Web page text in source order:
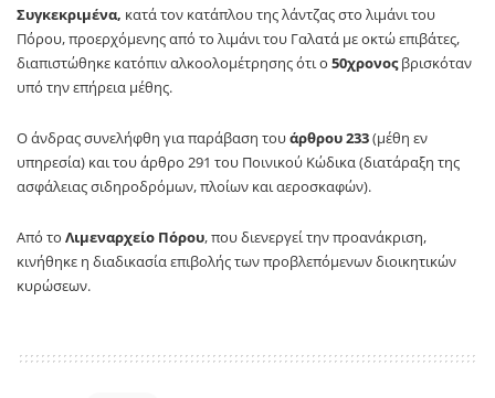
Συγκεκριμένα, κατά τον κατάπλου της λάντζας στο λιμάνι του
Πόρου, προερχόμενης από το λιμάνι του Γαλατά με οκτώ επιβάτες,
διαπιστώθηκε κατόπιν αλκοολομέτρησης ότι ο 50χρονοςβρισκόταν
υπό την επήρεια μέθης.
Ο άνδρας συνελήφθη για παράβαση τουάρθρου 233(μέθη εν
υπηρεσία) και του άρθρο 291 του Ποινικού Κώδικα (διατάραξη της
ασφάλειας σιδηροδρόμων, πλοίων και αεροσκαφών).
Από το Λιμεναρχείο Πόρου, που διενεργεί την προανάκριση,
κινήθηκε η διαδικασία επιβολής των προβλεπόμενων διοικητικών
κυρώσεων.